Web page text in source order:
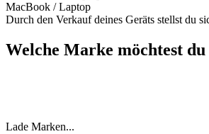
MacBook / Laptop
Durch den Verkauf deines Geräts stellst du
Welche Marke möchtest
Lade Marken...